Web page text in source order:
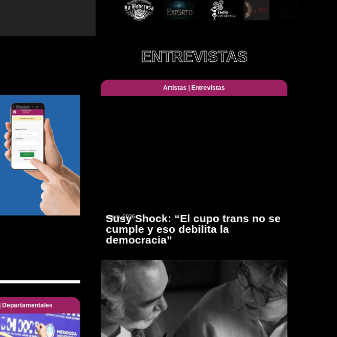
Departamentales
ENTREVISTAS
Artistas Entrevistas
mayo, 2026
Susy Shock: “El cupo trans no se
cumple y eso debilita la
democracia”